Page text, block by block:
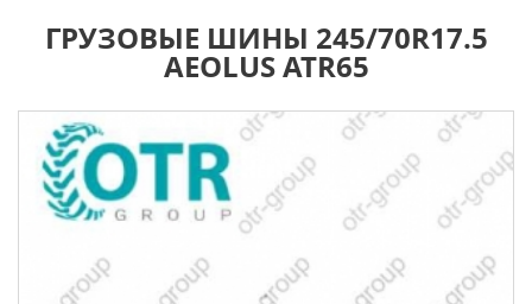
ГРУЗОВЫЕ ШИНЫ 245/70R17.5
AEOLUS ATR65